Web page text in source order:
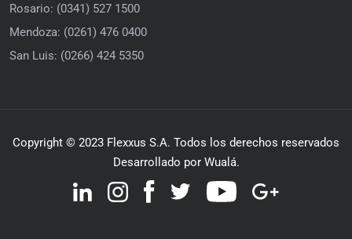
Rosario: (0341) 527 1500
Mendoza: (0261) 476 0400
San Luis: (0266) 424 5350
Copyright © 2023 Flexxus S.A. Todos los derechos reservados
Desarrollado por Wualá.